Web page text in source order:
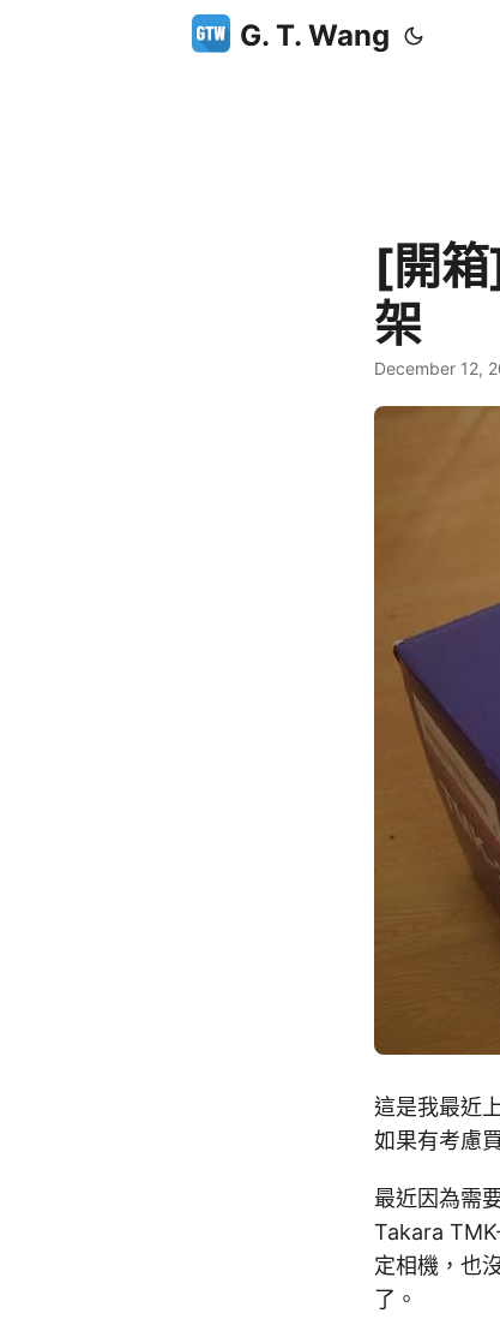
G. T. Wang
[開
架
December 12,
這是我最近
如果有考慮
最近因為需
Takara
定相機，也
了。